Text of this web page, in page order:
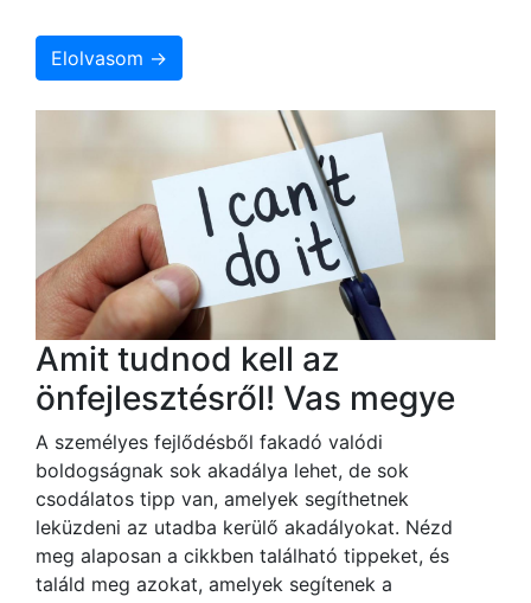
Elolvasom →
Amit tudnod kell az
önfejlesztésről! Vas megye
A személyes fejlődésből fakadó valódi
boldogságnak sok akadálya lehet, de sok
csodálatos tipp van, amelyek segíthetnek
leküzdeni az utadba kerülő akadályokat. Nézd
meg alaposan a cikkben található tippeket, és
találd meg azokat, amelyek segítenek a